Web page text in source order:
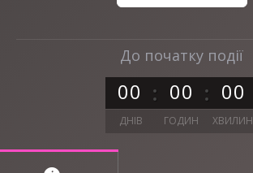
До початку події
00 00 00
ДНІВ ГОДИН ХВИЛИН